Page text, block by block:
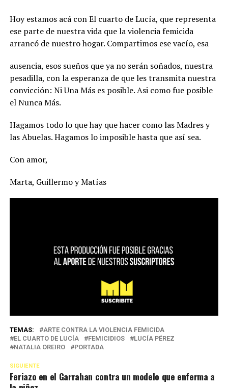
Hoy estamos acá con El cuarto de Lucía, que representa
ese parte de nuestra vida que la violencia femicida
arrancó de nuestro hogar. Compartimos ese vacío, esa
ausencia, esos sueños que ya no serán soñados, nuestra
pesadilla, con la esperanza de que les transmita nuestra
convicción: Ni Una Más es posible. Asi como fue posible
el Nunca Más.
Hagamos todo lo que hay que hacer como las Madres y
las Abuelas. Hagamos lo imposible hasta que así sea.
Con amor,
Marta, Guillermo y Matías
TEMAS:
ARTE CONTRA LA VIOLENCIA FEMICIDA
EL CUARTO DE LUCÍA
FEMICIDIOS
LUCÍA PÉREZ
NATALIA OREIRO
PORTADA
SIGUIENTE
Feriazo en el Garrahan contra un modelo que enferma a